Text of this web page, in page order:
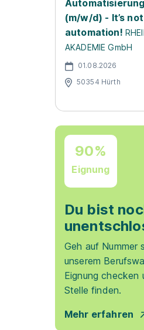
(m/w/d) - It’s
automation!
AKADEMIE GmbH
01.08.2026
50354 Hürth
90%
Eignung
Du bist
Geh auf Nummer
unserem
Eignung checken
Stelle finden.
Mehr erfahren